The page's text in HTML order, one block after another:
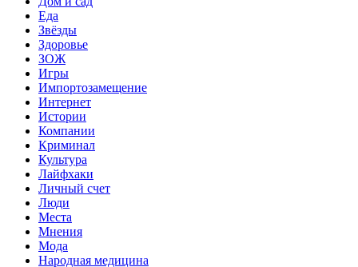
Еда
Звёзды
Здоровье
ЗОЖ
Игры
Импортозамещение
Интернет
Истории
Компании
Криминал
Культура
Лайфхаки
Личный счет
Люди
Места
Мнения
Мода
Народная медицина